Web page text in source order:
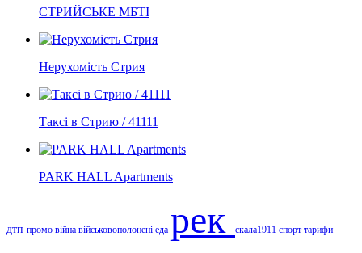
СТРИЙСЬКЕ МБТІ
Нерухомість Стрия
Таксі в Стрию / 41111
PARK HALL Apartments
дтп промо війна військовополонені еда рек скала1911 спорт тарифи